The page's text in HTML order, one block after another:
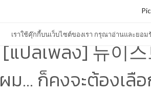
เราใช้คุ๊กกี้บนเว็บไซต์ของเรา กรุณาอ่านและยอม
[แปลเพลง] 뉴이스
ผม... ก็คงจะต้องเลื